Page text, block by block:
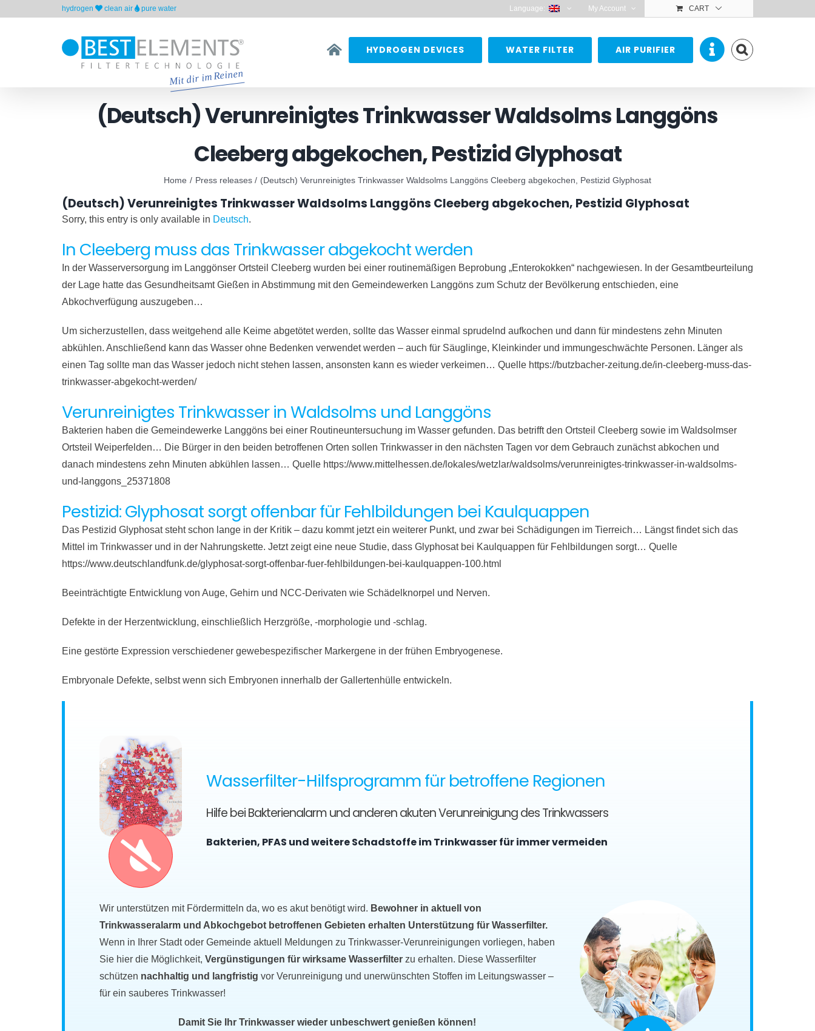
hydrogen clean air pure water Language: My Account CART
HYDROGEN DEVICES WATER FILTER AIR PURIFIER
(Deutsch) Verunreinigtes Trinkwasser Waldsolms Langgöns
Cleeberg abgekochen, Pestizid Glyphosat
Home Press releases (Deutsch) Verunreinigtes Trinkwasser Waldsolms Langgöns Cleeberg abgekochen, Pestizid Glyphosat
(Deutsch) Verunreinigtes Trinkwasser Waldsolms Langgöns Cleeberg abgekochen, Pestizid Glyphosat
Sorry, this entry is only available in Deutsch.
In Cleeberg muss das Trinkwasser abgekocht werden
In der Wasserversorgung im Langgönser Ortsteil Cleeberg wurden bei einer routinemäßigen Beprobung „Enterokokken“ nachgewiesen. In der Gesamtbeurteilung
der Lage hatte das Gesundheitsamt Gießen in Abstimmung mit den Gemeindewerken Langgöns zum Schutz der Bevölkerung entschieden, eine
Abkochverfügung auszugeben…
Um sicherzustellen, dass weitgehend alle Keime abgetötet werden, sollte das Wasser einmal sprudelnd aufkochen und dann für mindestens zehn Minuten
abkühlen. Anschließend kann das Wasser ohne Bedenken verwendet werden – auch für Säuglinge, Kleinkinder und immungeschwächte Personen. Länger als
einen Tag sollte man das Wasser jedoch nicht stehen lassen, ansonsten kann es wieder verkeimen… Quelle https://butzbacher-zeitung.de/in-cleeberg-muss-das-
trinkwasser-abgekocht-werden/
Verunreinigtes Trinkwasser in Waldsolms und Langgöns
Bakterien haben die Gemeindewerke Langgöns bei einer Routineuntersuchung im Wasser gefunden. Das betrifft den Ortsteil Cleeberg sowie im Waldsolmser
Ortsteil Weiperfelden… Die Bürger in den beiden betroffenen Orten sollen Trinkwasser in den nächsten Tagen vor dem Gebrauch zunächst abkochen und
danach mindestens zehn Minuten abkühlen lassen… Quelle https://www.mittelhessen.de/lokales/wetzlar/waldsolms/verunreinigtes-trinkwasser-in-waldsolms-
und-langgons_25371808
Pestizid: Glyphosat sorgt offenbar für Fehlbildungen bei Kaulquappen
Das Pestizid Glyphosat steht schon lange in der Kritik – dazu kommt jetzt ein weiterer Punkt, und zwar bei Schädigungen im Tierreich… Längst findet sich das
Mittel im Trinkwasser und in der Nahrungskette. Jetzt zeigt eine neue Studie, dass Glyphosat bei Kaulquappen für Fehlbildungen sorgt… Quelle
https://www.deutschlandfunk.de/glyphosat-sorgt-offenbar-fuer-fehlbildungen-bei-kaulquappen-100.html
Beeinträchtigte Entwicklung von Auge, Gehirn und NCC-Derivaten wie Schädelknorpel und Nerven.
Defekte in der Herzentwicklung, einschließlich Herzgröße, -morphologie und -schlag.
Eine gestörte Expression verschiedener gewebespezifischer Markergene in der frühen Embryogenese.
Embryonale Defekte, selbst wenn sich Embryonen innerhalb der Gallertenhülle entwickeln.
Wasserfilter-Hilfsprogramm für betroffene Regionen
Hilfe bei Bakterienalarm und anderen akuten Verunreinigung des Trinkwassers
Bakterien, PFAS und weitere Schadstoffe im Trinkwasser für immer vermeiden
Wir unterstützen mit Fördermitteln da, wo es akut benötigt wird. Bewohner in aktuell von
Trinkwasseralarm und Abkochgebot betroffenen Gebieten erhalten Unterstützung für Wasserfilter.
Wenn in Ihrer Stadt oder Gemeinde aktuell Meldungen zu Trinkwasser-Verunreinigungen vorliegen, haben
Sie hier die Möglichkeit, Vergünstigungen für wirksame Wasserfilter zu erhalten. Diese Wasserfilter
schützen nachhaltig und langfristig vor Verunreinigung und unerwünschten Stoffen im Leitungswasser –
für ein sauberes Trinkwasser!
Damit Sie Ihr Trinkwasser wieder unbeschwert genießen können!